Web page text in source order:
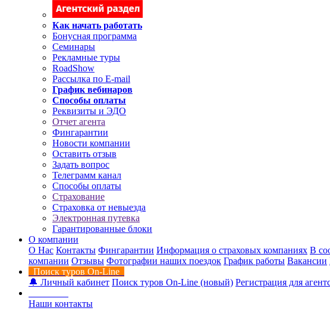
Как начать работать
Бонусная программа
Семинары
Рекламные туры
RoadShow
Рассылка по E-mail
График вебинаров
Способы оплаты
Реквизиты и ЭДО
Отчет агента
Фингарантии
Новости компании
Оставить отзыв
Задать вопрос
Телеграмм канал
Способы оплаты
Страхование
Страховка от невыезда
Электронная путевка
Гарантированные блоки
О компании
О Нас Контакты Фингарантии Информация о страховых компаниях В
компании Отзывы Фотографии наших поездок График работы Вакансии
Поиск туров On-Line
🔔 Личный кабинет Поиск туров On-Line (новый) Регистрация для
Наши контакты